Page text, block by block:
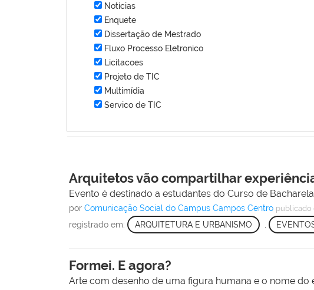
Notícias
Enquete
Dissertação de Mestrado
Fluxo Processo Eletronico
Licitacoes
Projeto de TIC
Multimídia
Servico de TIC
Arquitetos vão compartilhar
Evento é destinado a estudantes do Curso de
porComunicação Social do Campus Campos Centro publicado
registrado em: ARQUITETURA E URBANISMO
Formei. E agora?
Arte com desenho de uma figura humana e o nome do